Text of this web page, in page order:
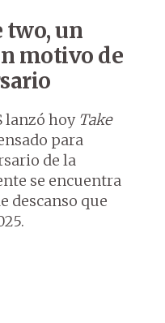
two, un
motivo de
lanzó hoy Take
para
de la
se encuentra
descanso que